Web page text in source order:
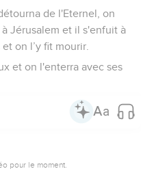
de l'Eternel, on
Jérusalem et il s'enfuit à
on l’y fit mourir.
et on l'enterra avec ses
pour le moment.